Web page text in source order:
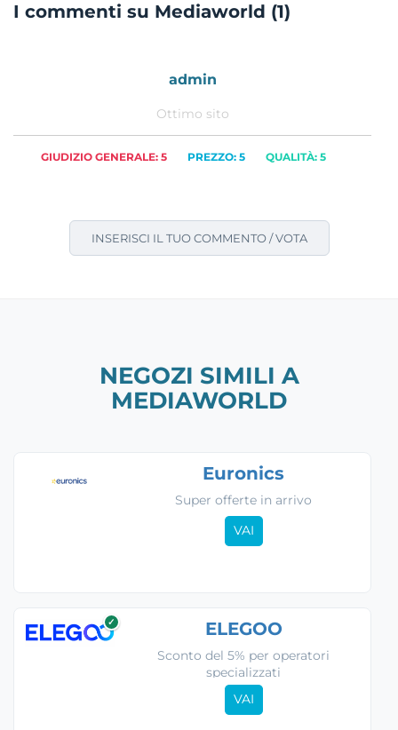
I commenti su Mediaworld (1)
admin
Ottimo sito
GIUDIZIO GENERALE: 5 PREZZO: 5 QUALITÀ: 5
INSERISCI IL TUO COMMENTO / VOTA
NEGOZI SIMILI A
MEDIAWORLD
Euronics
Super offerte in arrivo
VAI
✓ ELEGOO
Sconto del 5% per operatori
specializzati
VAI